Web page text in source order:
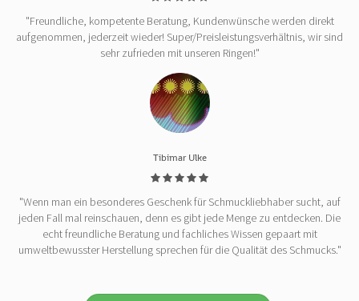
"Freundliche, kompetente Beratung, Kundenwünsche werden direkt
aufgenommen, jederzeit wieder! Super/Preisleistungsverhältnis, wir sind
sehr zufrieden mit unseren Ringen!"
Tibimar Ulke
"Wenn man ein besonderes Geschenk für Schmuckliebhaber sucht, auf
jeden Fall mal reinschauen, denn es gibt jede Menge zu entdecken. Die
echt freundliche Beratung und fachliches Wissen gepaart mit
umweltbewusster Herstellung sprechen für die Qualität des Schmucks."